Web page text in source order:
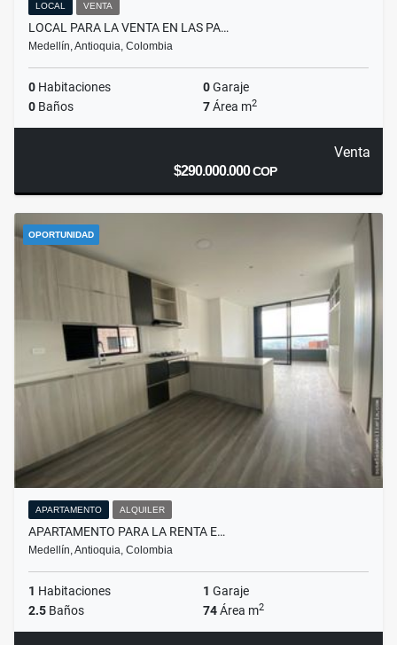
LOCAL VENTA
LOCAL PARA LA VENTA EN LAS PA…
Medellín, Antioquia, Colombia
0 Habitaciones 0Garaje
0 Baños 7Área m2
Venta
$290.000.000COP
OPORTUNIDAD
APARTAMENTO ALQUILER
APARTAMENTO PARA LA RENTA E…
Medellín, Antioquia, Colombia
1 Habitaciones 1 Garaje
2.5 Baños 74Área m2